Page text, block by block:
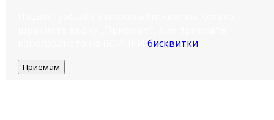
бисквитки
Приемам